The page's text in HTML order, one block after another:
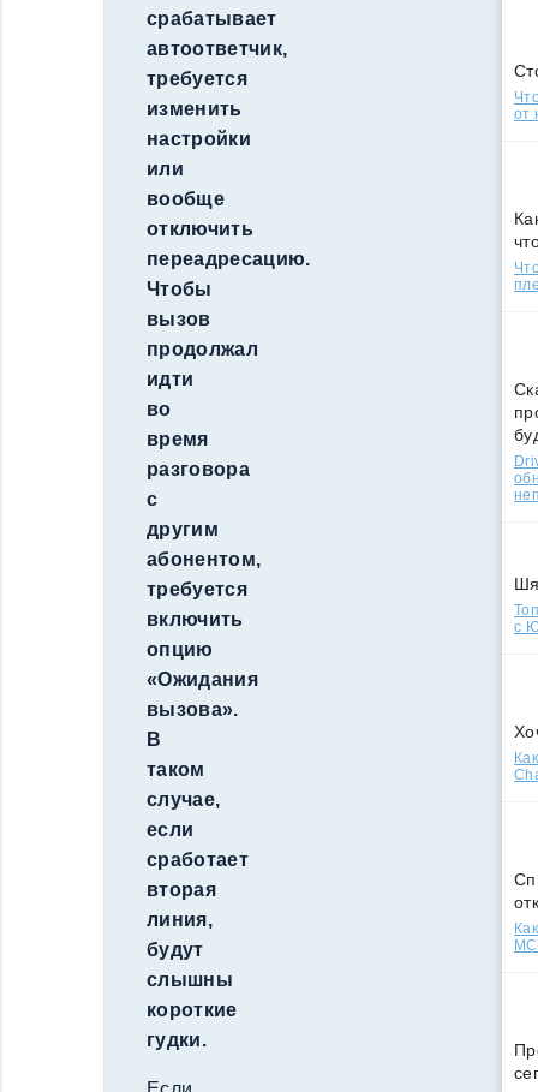
срабатывает
автоответчик,
требуется
изменить
настройки
или
вообще
отключить
переадресацию.
Чтобы
вызов
продолжал
идти
во
время
разговора
с
другим
абонентом,
требуется
включить
опцию
«Ожидания
вызова».
В
таком
случае,
если
сработает
вторая
линия,
будут
слышны
короткие
гудки.
от
с